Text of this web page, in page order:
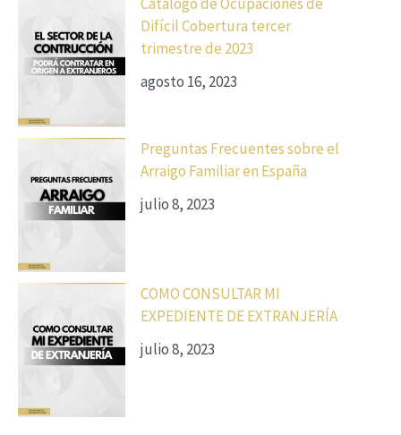
Difícil Cobertura tercer
trimestre de 2023
agosto 16, 2023
Preguntas Frecuentes sobre el
Arraigo Familiar en España
julio 8, 2023
COMO CONSULTAR MI
EXPEDIENTE DE EXTRANJERÍA
julio 8, 2023